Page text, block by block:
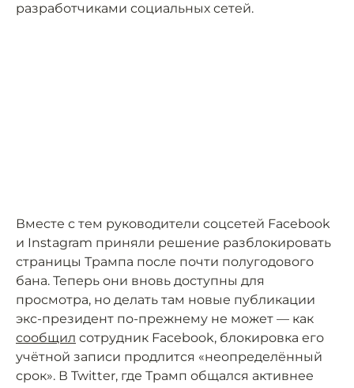
разработчиками социальных сетей.
Вместе с тем руководители соцсетей Facebook
и Instagram приняли решение разблокировать
страницы Трампа после почти полугодового
бана. Теперь они вновь доступны для
просмотра, но делать там новые публикации
экс-президент по-прежнему не может — как
сообщил сотрудник Facebook, блокировка его
учётной записи продлится «неопределённый
срок». В Twitter, где Трамп общался активнее